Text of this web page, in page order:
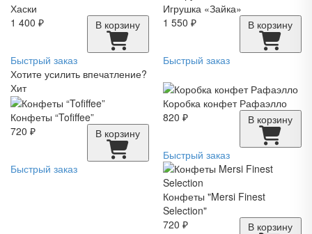
Хаски
1 400 ₽
В корзину
Быстрый заказ
Игрушка «Зайка»
1 550 ₽
В корзину
Быстрый заказ
Хотите усилить впечатление?
Хит
Конфеты “Tofiffee”
720 ₽
В корзину
Быстрый заказ
Коробка конфет Рафаэлло
820 ₽
В корзину
Быстрый заказ
Конфеты "Mersi Finest
Selection"
720 ₽
В корзину